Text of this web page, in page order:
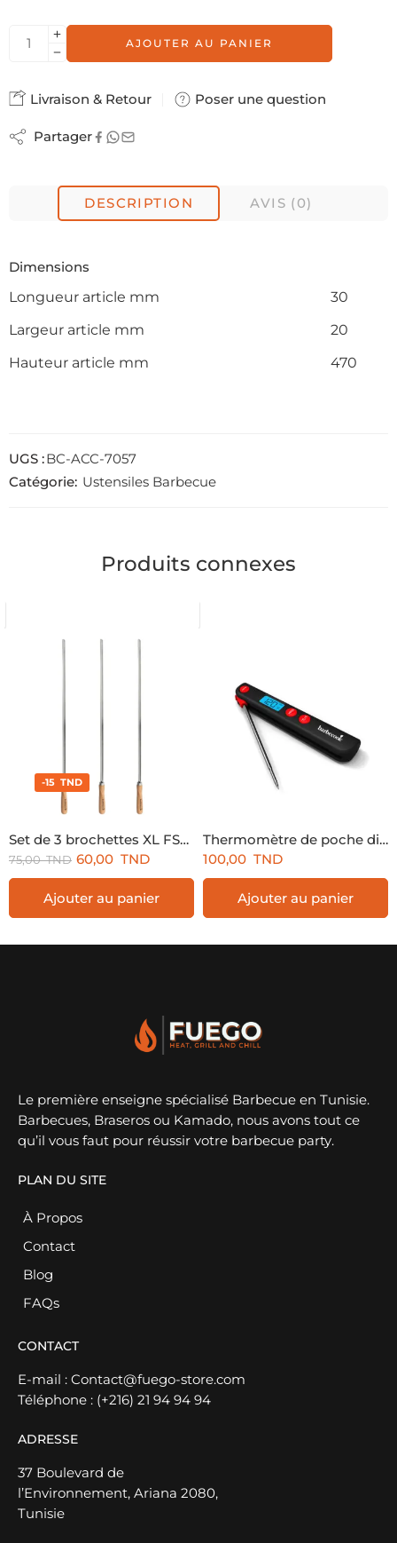
AJOUTER AU PANIER
Livraison & Retour Poser une question
Partager
DESCRIPTION AVIS (0)
Dimensions
Longueur article mm
30
Largeur article mm
20
Hauteur article mm
470
UGS :BC-ACC-7057
Catégorie: Ustensiles Barbecue
Produits connexes
Set de 3 brochettes XL FSC®
-15 TND
75,00TND 60,00 TND
Ajouter au panier
Thermomètre de poche digital
100,00 TND
Ajouter au panier
Le première enseigne spécialisé Barbecue en Tunisie.
Barbecues, Braseros ou Kamado, nous avons tout ce
qu’il vous faut pour réussir votre barbecue party.
PLAN DU SITE
À Propos
Contact
Blog
FAQs
CONTACT
E-mail : Contact@fuego-store.com
Téléphone : (+216) 21 94 94 94
ADRESSE
37 Boulevard de
l’Environnement, Ariana 2080,
Tunisie